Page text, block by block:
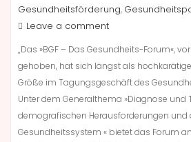
Gesundheitsförderung,
Leave a comment
„Das »BGF – Das Gesundheits-Forum«,
gehoben, hat sich längst als
Größe im Tagungsgeschäft des
Unter dem Generalthema »Diagnose und
demografischen Herausforderungen und
Gesundheitssystem « bietet das Forum